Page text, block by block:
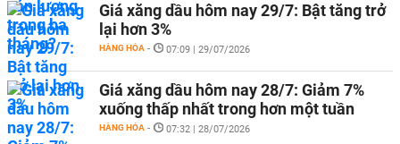
Giá xăng dầu hôm nay 29/7: Bật tăng trở
lại hơn 3%
HÀNG HÓA - 07:09 | 29/07/2026
Giá xăng dầu hôm nay 28/7: Giảm 7%
xuống thấp nhất trong hơn một tuần
HÀNG HÓA - 07:32 | 28/07/2026